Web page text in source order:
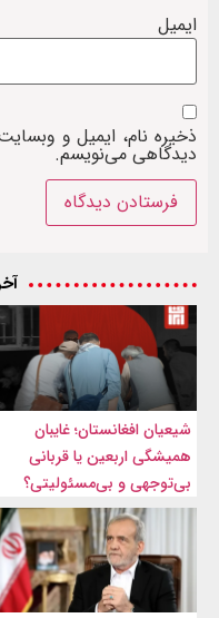
ایمیل
ذخیره نام، ایمیل و
دیدگاهی می‌نویسم.
شیعیان افغانستان؛ غایبان
همیشگی اربعین یا قربانی
بی‌توجهی و بی‌مسئولیتی؟